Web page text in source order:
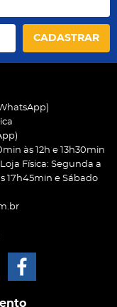
CADASTRAR
às 12h e 13h30min
Física: Segunda a
17h45min e Sábado